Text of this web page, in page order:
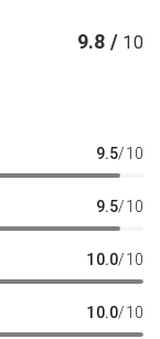
9.8 / 10
9.5/10
9.5/10
10.0/10
10.0/10